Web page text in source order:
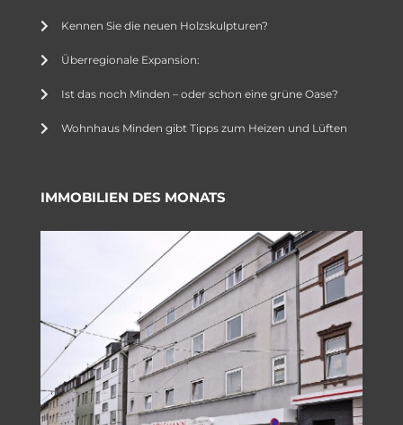
Kennen Sie die neuen Holzskulpturen?
Überregionale Expansion:
Ist das noch Minden – oder schon eine grüne Oase?
Wohnhaus Minden gibt Tipps zum Heizen und Lüften
IMMOBILIEN DES MONATS